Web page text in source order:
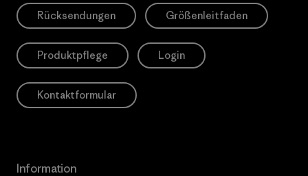
Rücksendungen Größenleitfaden
Produktpflege Login
Kontaktformular
Information